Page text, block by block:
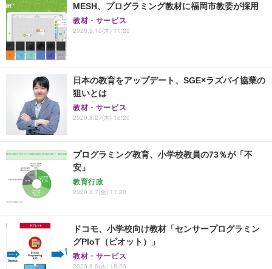
MESH、プログラミング教材に福岡市教委が採用
教材・サービス
2020.9.10(木) 11:20
日本の教育をアップデート、SGE×ラズパイ協業の
狙いとは
教材・サービス
2020.8.27(木) 16:20
プログラミング教育、小学校教員の73％が「不
安」
教育行政
2020.8.7(金) 11:20
ドコモ、小学校向け教材「センサープログラミン
グPIoT（ピオット）」
教材・サービス
2020.8.6(木) 18:20